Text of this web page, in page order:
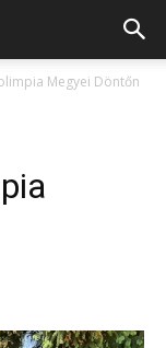
Megyei Döntőn